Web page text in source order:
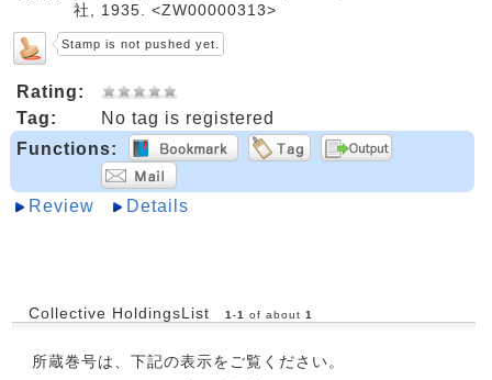
社, 1935. <ZW00000313>
Stamp is not pushed yet.
Rating:
Tag:
No tag is registered
Functions:
Review Details
Collective HoldingsList 1-1 of about 1
所蔵巻号は、下記の表示をご覧ください。